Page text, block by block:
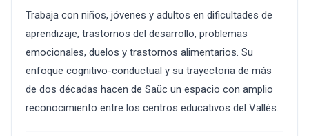
Trabaja con niños, jóvenes y adultos en dificultades de
aprendizaje, trastornos del desarrollo, problemas
emocionales, duelos y trastornos alimentarios. Su
enfoque cognitivo-conductual y su trayectoria de más
de dos décadas hacen de Saüc un espacio con amplio
reconocimiento entre los centros educativos del Vallès.